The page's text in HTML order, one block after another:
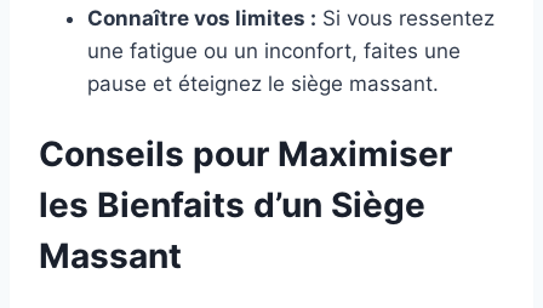
Connaître vos limites : Si vous ressentez
une fatigue ou un inconfort, faites une
pause et éteignez le siège massant.
Conseils pour Maximiser
les Bienfaits d’un Siège
Massant